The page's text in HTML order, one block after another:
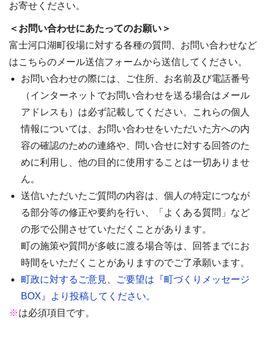
お寄せください。
＜お問い合わせにあたってのお願い＞
富士河口湖町役場に対する各種の質問、お問い合わせなど
はこちらのメール送信フォームから送信してください。
お問い合わせの際には、ご住所、お名前及び電話番号
（インターネットでお問い合わせを送る場合はメール
アドレスも）は必ず記載してください。これらの個人
情報については、お問い合わせをいただいた方への内
容の確認のための連絡や、問い合せに対する回答のた
めに利用し、他の目的に使用することは一切ありませ
ん。
送信いただいたご質問の内容は、個人の特定につなが
る部分等の修正や要約を行い、「よくある質問」など
の形で公開させていただくことがあります。
町の施策や質問が多岐に渡る場合等は、回答までにお
時間をいただくことがありますのでご了承願います。
町政に対するご意見、ご要望は『町づくりメッセージ
BOX』より投稿してください。
※は必須項目です。